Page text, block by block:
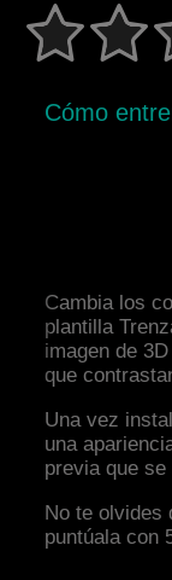
Cómo
Cambia los
plantilla
imagen de
que
Una vez
una
previa que
No te olvides
puntúala con